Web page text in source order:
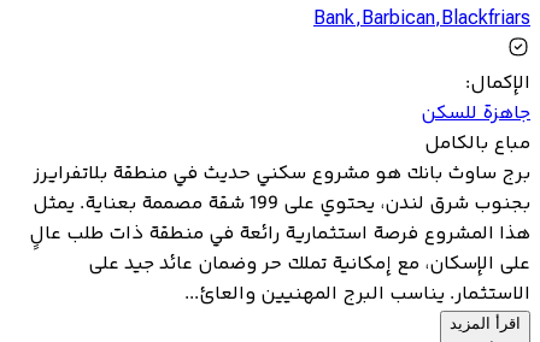
Bank,Barbican,Blackfriars
الإكمال:
جاهزة للسكن
مباع بالكامل
برج ساوث بانك هو مشروع سكني حديث في منطقة بلاتفرايرز
بجنوب شرق لندن، يحتوي على 199 شقة مصممة بعناية. يمثل
هذا المشروع فرصة استثمارية رائعة في منطقة ذات طلب عالٍ
على الإسكان، مع إمكانية تملك حر وضمان عائد جيد على
الاستثمار. يناسب البرج المهنيين والعائ...
اقرأ المزيد